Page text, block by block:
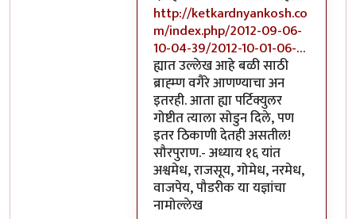
http://ketkardnyankosh.co
m/index.php/2012-09-06-
10-04-39/2012-10-01-06-…
ह्यात उल्लेख आहे बळी साठी
ब्राह्म्ण वगैरे आणण्याचा अन
इतरही. आता ह्या पर्टिक्युलर
गोष्टीत त्याला सोडुन दिले, पण
इतर ठिकाणी देतही असतील!
सौरपुराण.- अध्याय १६ यांत
अश्वमेध, राजसूय, गोमेध, नरमेध,
वाजपेय, पौडरीक या यज्ञांचा
नामोल्लेख